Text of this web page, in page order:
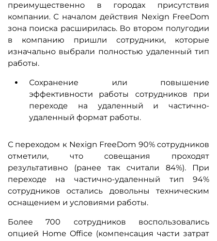
преимущественно в городах присутствия
компании. С началом действия Nexign FreeDom
зона поиска расширилась. Во втором полугодии
в компанию пришли сотрудники, которые
изначально выбрали полностью удаленный тип
работы.
Сохранение или повышение
эффективности работы сотрудников при
переходе на удаленный и частично-
удаленный формат работы.
С переходом к Nexign FreeDom 90% сотрудников
отметили, что совещания проходят
результативно (ранее так считали 84%). При
переходе на частично-удаленный тип 94%
сотрудников остались довольны техническим
оснащением и условиями работы.
Более 700 сотрудников воспользовались
опцией Home Office (компенсация части затрат